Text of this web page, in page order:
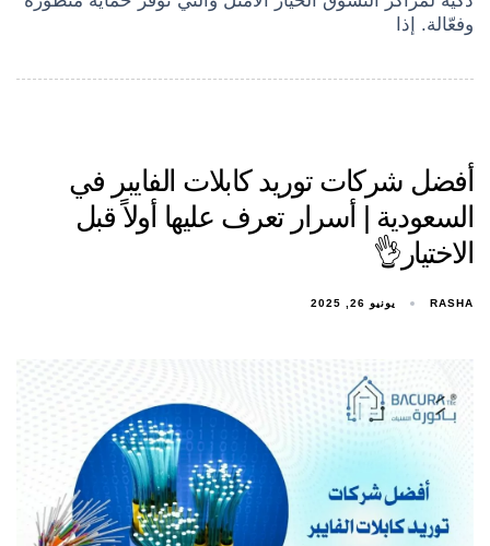
وفعّالة. إذا
أفضل شركات توريد كابلات الفايبر في
السعودية | أسرار تعرف عليها أولاً قبل
الاختيار👌
RASHA يونيو 26, 2025